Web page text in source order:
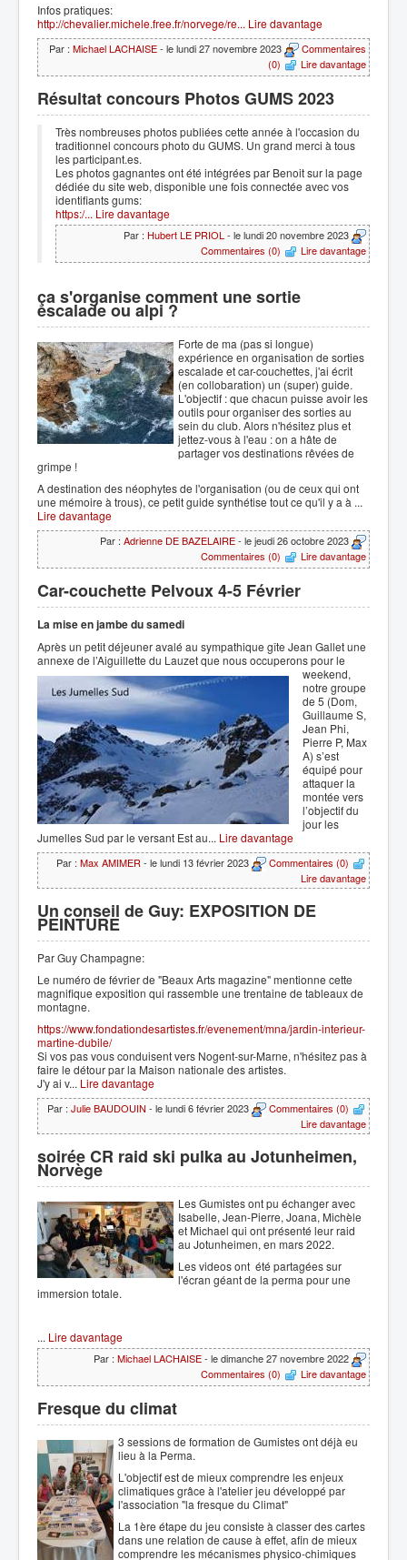
Infos pratiques:
http://chevalier.michele.free.fr/norvege/re... Lire davantage
Par : Michael LACHAISE- le lundi 27 novembre 2023
Commentaires
(0)
Lire davantage
Résultat concours Photos GUMS 2023
Très nombreuses photos publiées cette année à l'occasion du
traditionnel concours photo du GUMS. Un grand merci à tous
les participant.es.
Les photos gagnantes ont été intégrées par Benoit sur la page
dédiée du site web, disponible une fois connectée avec vos
identifiants gums:
https:/... Lire davantage
Par : Hubert LE PRIOL - le lundi 20 novembre 2023
Commentaires (0)
Lire davantage
ça s'organise comment une sortie
escalade ou alpi ?
Forte de ma (pas si longue)
expérience en organisation de sorties
escalade et car-couchettes, j'ai écrit
(en collobaration) un (super) guide.
L'objectif : que chacun puisse avoir les
outils pour organiser des sorties au
sein du club. Alors n'hésitez plus et
jettez-vous à l'eau : on a hâte de
partager vos destinations rêvées de
grimpe !
A destination des néophytes de l'organisation (ou de ceux qui ont
une mémoire à trous), ce petit guide synthétise tout ce qu'il y a à ...
Lire davantage
Par : Adrienne DE BAZELAIRE- le jeudi 26 octobre 2023
Commentaires (0)
Lire davantage
Car-couchette Pelvoux 4-5 Février
La mise en jambe du samedi
Après un petit déjeuner avalé au sympathique gîte Jean Gallet une
annexe de l’Aiguillette du Lauzet que nous occuperons pour le
weekend,
notre groupe
de 5 (Dom,
Guillaume S,
Jean Phi,
Pierre P, Max
A) s’est
équipé pour
attaquer la
montée vers
l’objectif du
jour les
Jumelles Sud par le versant Est au... Lire davantage
Par : Max AMIMER - le lundi 13 février 2023
Commentaires (0)
Lire davantage
Un conseil de Guy: EXPOSITION DE
PEINTURE
Par Guy Champagne:
Le numéro de février de "Beaux Arts magazine" mentionne cette
magnifique exposition qui rassemble une trentaine de tableaux de
montagne.
https://www.fondationdesartistes.fr/evenement/mna/jardin-interieur-
martine-dubile/
Si vos pas vous conduisent vers Nogent-sur-Marne, n'hésitez pas à
faire le détour par la Maison nationale des artistes.
J'y ai v... Lire davantage
Par : Julie BAUDOUIN - le lundi 6 février 2023
Commentaires (0)
Lire davantage
soirée CR raid ski pulka au Jotunheimen,
Norvège
Les Gumistes ont pu échanger avec
Isabelle, Jean-Pierre, Joana, Michèle
et Michael qui ont présenté leur raid
au Jotunheimen, en mars 2022.
Les videos ont été partagées sur
l'écran géant de la perma pour une
immersion totale.
... Lire davantage
Par : Michael LACHAISE- le dimanche 27 novembre 2022
Commentaires (0)
Lire davantage
Fresque du climat
3 sessions de formation de Gumistes ont déjà eu
lieu à la Perma.
L'objectif est de mieux comprendre les enjeux
climatiques grâce à l'atelier jeu développé par
l'association "la fresque du Climat"
La 1ère étape du jeu consiste à classer des cartes
dans une relation de cause à effet, afin de mieux
comprendre les mécanismes physico-chimiques